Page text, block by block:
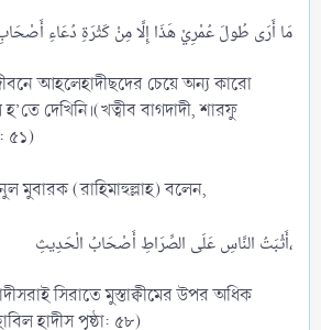
আহলেহাদীছদের চেয়ে অন্য কারো
দেখিনি।(খত্বীব বাগদাদী, শারফু
৫১)
মুবারক (রাহিমাহুল্লাহ) বলেন,
أَثْبَتُ النَّاسِ عَلَى الصِّرَاطِ أَصْحَابُ الْحَدِيثِ،​
সিরাতে মুস্তাক্বীমের উপর অধিক
হাদীস পৃষ্ঠা: ৫৮)